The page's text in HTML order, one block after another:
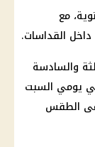
مع
داخل القداسات.
والسادسة
يومي السبت
الطقس